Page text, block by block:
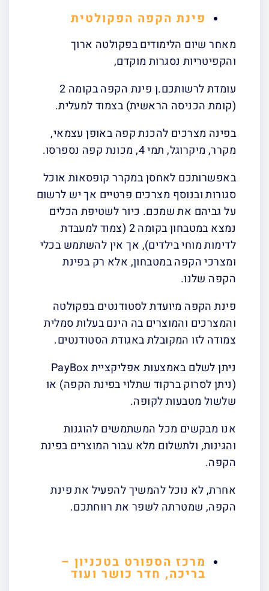
פינת הקפה הפקולטית
מאחר שיום הלימודים בפקולטה ארוך
והקפיטריות נסגרות מוקדם,
עומדת לרשותכם.ן פינת הקפה בקומה 2
(קומת הכניסה הראשית) בצמוד למעלית.
בפינה מצרכים להכנת קפה באופן עצמאי,
מקרר, מיקרוגל, תמי 4, מכונת קפה נספרסו.
באפשרותכם לאחסן במקרר קופסאות אוכל
סגורות ובנוסף מצרכים פרטיים אך יש לרשום
על גביהם את שמכם. כיור לשטיפת הכלים
נמצא במטבחון בקומה 2 (צמוד למעבדת
לדימות מוחי בילדים), אך אין להשתמש בכלי
ומצרכי הקפה במטבחון, אלא רק בפינת
הקפה שלנו.
פינת הקפה מיועדת לסטודנטים בפקולטה
והמצרכים והמוצרים בה הינם בעלות סמלית
צמודה לזו המקובלת באגודת הסטודנטים.
ניתן לשלם באמצעות אפליקציית PayBox
(ניתן לסרוק ברקוד שתלוי בפינת הקפה) או
שלשול מטבעות לקופה.
אנו מבקשים מכל המשתמשים להוגנות
והגינות, ולתשלום מלא עבור המוצרים בפינת
הקפה.
אחרת, לא נוכל להמשיך להפעיל את פינת
הקפה, שמטרתה לשפר את רווחתכם.
מרכז הספורט בטכניון –
בריכה, חדר כושר ועוד